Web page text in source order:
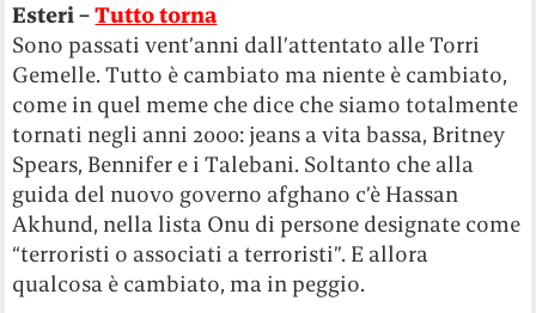
Esteri –Tutto torna
Sono passati vent’anni dall’attentato alle Torri
Gemelle. Tutto è cambiato ma niente è cambiato,
come in quel meme che dice che siamo totalmente
tornati negli anni 2000: jeans a vita bassa, Britney
Spears, Bennifer e i Talebani. Soltanto che alla
guida del nuovo governo afghano c’è Hassan
Akhund, nella lista Onu di persone designate come
“terroristi o associati a terroristi”. E allora
qualcosa è cambiato, ma in peggio.